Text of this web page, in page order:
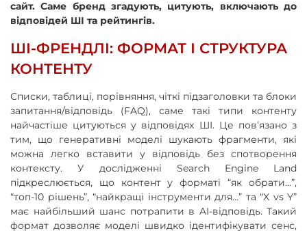
сайт. Саме бренд згадують, цитують, включають до
відповідей ШІ та рейтингів.
ШІ-ФРЕНДЛІ: ФОРМАТ І СТРУКТУРА
КОНТЕНТУ
Списки, таблиці, порівняння, чіткі підзаголовки та блоки
запитання/відповідь (FAQ), саме такі типи контенту
найчастіше цитуються у відповідях ШІ. Це пов’язано з
тим, що генеративні моделі шукають фрагменти, які
можна легко вставити у відповідь без спотворення
контексту. У дослідженні Search Engine Land
підкреслюється, що контент у форматі “як обрати…”,
“топ-10 рішень”, “найкращі інструменти для…” та “X vs Y”
має найбільший шанс потрапити в AI-відповідь. Такий
формат дозволяє моделі швидко ідентифікувати сенс,